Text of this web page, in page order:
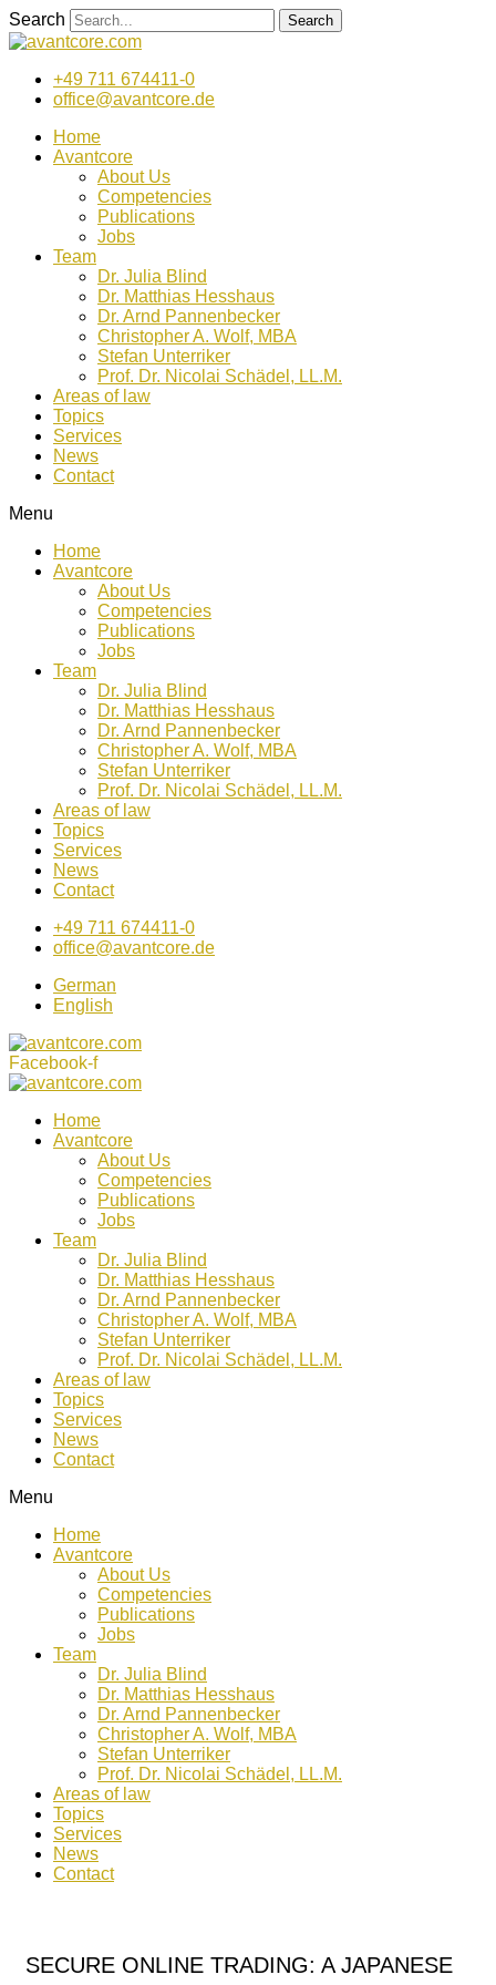
Zum
Inhalt
Search Search
+49 711 674411-0
office@avantcore.de
Home
Avantcore
About Us
Competencies
Publications
Jobs
Team
Dr. Julia Blind
Dr. Matthias Hesshaus
Dr. Arnd Pannenbecker
Christopher A. Wolf, MBA
Stefan Unterriker
Prof. Dr. Nicolai Schädel, LL.M.
Areas of law
Topics
Services
News
Contact
Menu
Home
Avantcore
About Us
Competencies
Publications
Jobs
Team
Dr. Julia Blind
Dr. Matthias Hesshaus
Dr. Arnd Pannenbecker
Christopher A. Wolf, MBA
Stefan Unterriker
Prof. Dr. Nicolai Schädel, LL.M.
Areas of law
Topics
Services
News
Contact
+49 711 674411-0
office@avantcore.de
German
English
Facebook-f
Home
Avantcore
About Us
Competencies
Publications
Jobs
Team
Dr. Julia Blind
Dr. Matthias Hesshaus
Dr. Arnd Pannenbecker
Christopher A. Wolf, MBA
Stefan Unterriker
Prof. Dr. Nicolai Schädel, LL.M.
Areas of law
Topics
Services
News
Contact
Menu
Home
Avantcore
About Us
Competencies
Publications
Jobs
Team
Dr. Julia Blind
Dr. Matthias Hesshaus
Dr. Arnd Pannenbecker
Christopher A. Wolf, MBA
Stefan Unterriker
Prof. Dr. Nicolai Schädel, LL.M.
Areas of law
Topics
Services
News
Contact
SECURE ONLINE TRADING: A JAPANESE